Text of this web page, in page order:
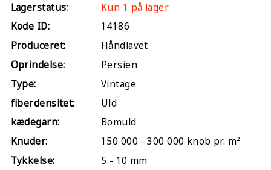
Lagerstatus:
Kun 1 på lager
Kode ID:
14186
Produceret:
Håndlavet
Oprindelse:
Persien
Type:
Vintage
fiberdensitet:
Uld
kædegarn:
Bomuld
Knuder:
150 000 - 300 000 knob pr. m²
Tykkelse:
5 - 10 mm